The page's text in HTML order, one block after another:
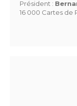
Président :
16 000 Cartes de